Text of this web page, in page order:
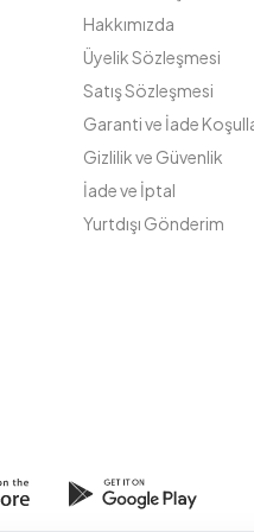
Hakkımızda
Üyelik Sözleşmesi
Satış Sözleşmesi
Garanti ve İade
Gizlilik ve Güvenlik
İade ve İptal
Yurtdışı Gönderim